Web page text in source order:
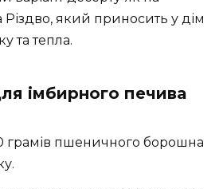
Різдво, який приносить у дім
та тепла.
імбирного печива
грамів пшеничного борошна